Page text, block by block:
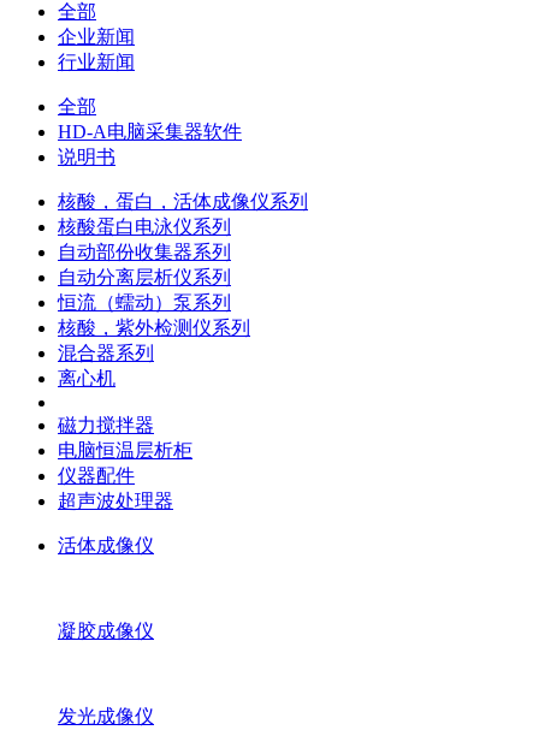
全部
企业新闻
行业新闻
全部
HD-A电脑采集器软件
说明书
核酸，蛋白，活体成像仪系列
核酸蛋白电泳仪系列
自动部份收集器系列
自动分离层析仪系列
恒流（蠕动）泵系列
核酸，紫外检测仪系列
混合器系列
离心机
磁力搅拌器
电脑恒温层析柜
仪器配件
超声波处理器
活体成像仪
凝胶成像仪
发光成像仪